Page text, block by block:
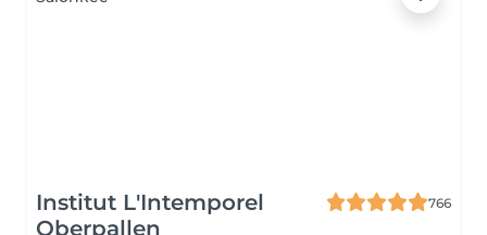
Institut L'Intemporel
Oberpallen
766